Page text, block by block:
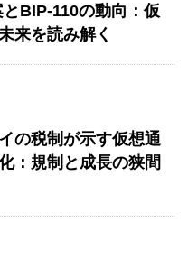
BIP-110の動向：仮
来を読み解く
の税制が示す仮想通
：規制と成長の狭間